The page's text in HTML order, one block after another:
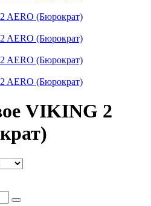
VIKING 2